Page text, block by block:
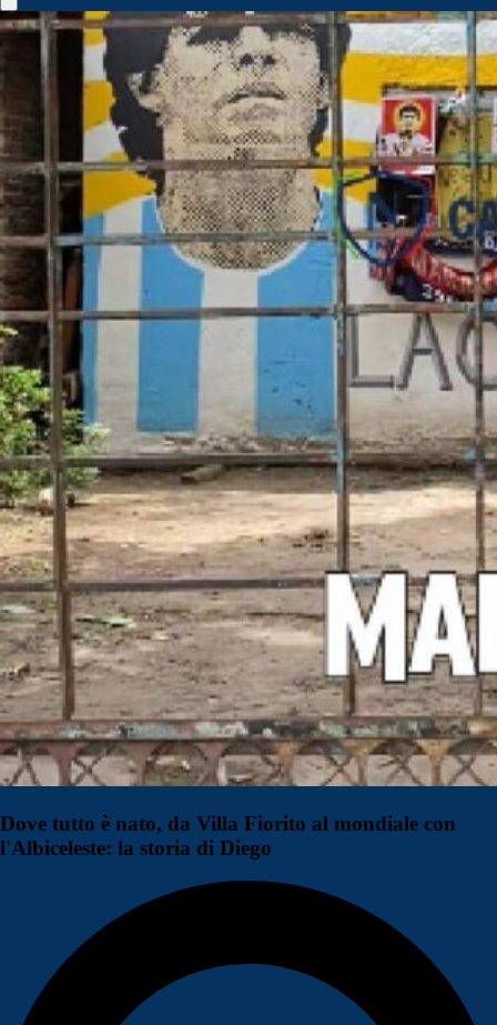
Dove tutto è nato, da Villa Fiorito al mondiale con
l'Albiceleste: la storia di Diego